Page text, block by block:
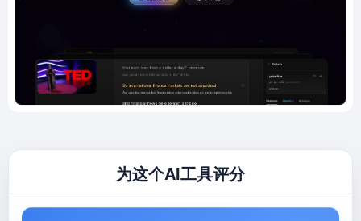
为这个AI工具评分